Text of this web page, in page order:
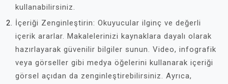
kullanabilirsiniz.
İçeriği Zenginleştirin: Okuyucular ilginç ve değerli
içerik ararlar. Makalelerinizi kaynaklara dayalı olarak
hazırlayarak güvenilir bilgiler sunun. Video, infografik
veya görseller gibi medya öğelerini kullanarak içeriği
görsel açıdan da zenginleştirebilirsiniz. Ayrıca,